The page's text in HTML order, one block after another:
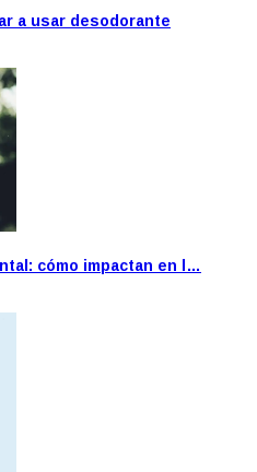
a usar desodorante
cómo impactan en l…